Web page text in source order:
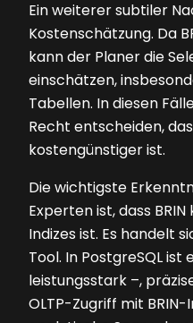
Ein weiterer subtiler
Kostenschätzung. Da
kann der Planer die
einschätzen,
Tabellen. In diesen
Recht entscheiden,
kostengünstiger ist.
Die wichtigste
Experten ist, dass
Indizes ist. Es handelt
Tool. In PostgreSQL ist
leistungsstark –,
OLTP-Zugriff mit